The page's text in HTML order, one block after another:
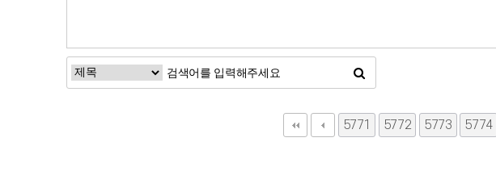
5771 5772 5773 5774
다음 맨끝